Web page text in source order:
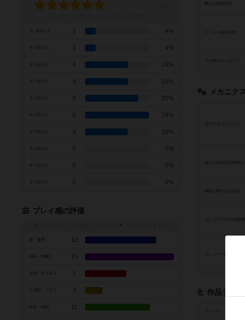
舞台の時代背景
ゲームの基本目的
その他のコンセプト
メカニクス
頻出するメカニクス
移動に関する仕組み
プレイヤーの干渉/影
作品データ
タイトル
1 4%
1 4%
4 16%
7点の人 4 16%
5 20%
6 24%
4 16%
0 0%
0 0%
0 0%
プレイ感の評価
※
12
戦略・判断力 15
7
3
11